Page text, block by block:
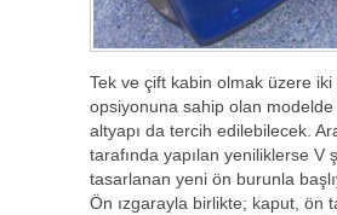
Tek ve çift kabin olmak üzere iki
opsiyonuna sahip olan
altyapı da tercih edilebilecek.
tarafında yapılan yeniliklerse V
tasarlanan yeni ön burunla
Ön ızgarayla birlikte; kaput, ön